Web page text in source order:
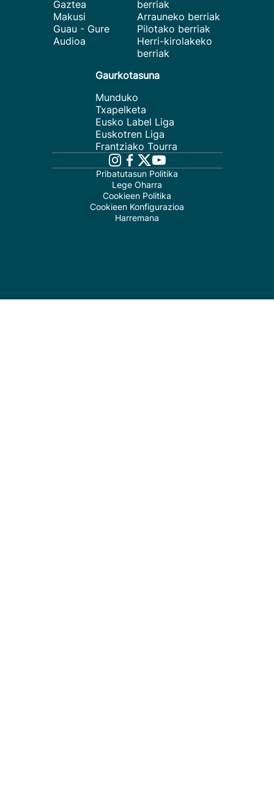
Gaztea
Makusi
Guau - Gure
Audioa
berriak
Arrauneko berriak
Pilotako berriak
Herri-kirolakeko
berriak
Gaurkotasuna
Munduko
Txapelketa
Eusko Label Liga
Euskotren Liga
Frantziako Tourra
Pribatutasun Politika
Lege Oharra
Cookieen Politika
Cookieen Konfigurazioa
Harremana